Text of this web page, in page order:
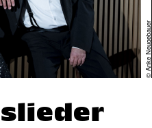
© Anke Neugebauer